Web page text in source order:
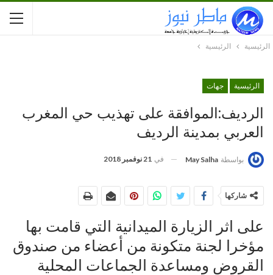
الرئيسية الرئيسية
الرئيسية جهات
الرديف:الموافقة على تهذيب حي المغرب
العربي بمدينة الرديف
بواسطة May Salha في 21 نوفمبر 2018
شاركها
على اثر الزيارة الميدانية التي قامت بها
مؤخرا لجنة متكونة من أعضاء من صندوق
القروض ومساعدة الجماعات المحلية